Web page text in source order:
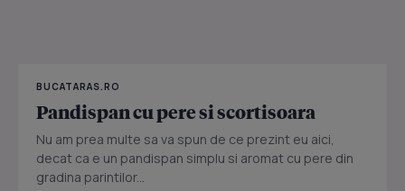
BUCATARAS.RO
Pandispan cu pere si scortisoara
Nu am prea multe sa va spun de ce prezint eu aici,
decat ca e un pandispan simplu si aromat cu pere din
gradina parintilor...